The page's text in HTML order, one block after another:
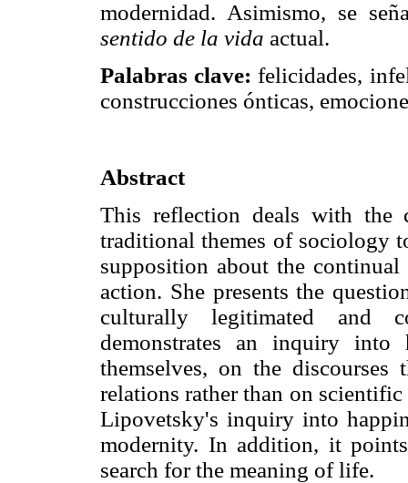
modernidad. Asimismo, se
sentido de la vida actual.
Palabras clave: felicidades,
construcciones ónticas,
Abstract
This reflection deals with the
traditional themes of sociology
supposition about the
action. She presents the
culturally legitimated and
demonstrates an inquiry into
themselves, on the
relations rather than on
Lipovetsky's inquiry into
modernity. In addition, it
search for the meaning of life.